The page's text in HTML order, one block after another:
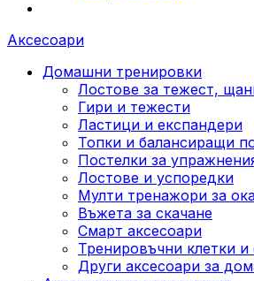
Аксесоари
Домашни тренировки
Лостове за тежест,
Гири и тежести
Ластици и експандери
Топки и балансиращи
Постелки за
Лостове и успоредки
Мулти тренажори за
Въжета за скачане
Смарт аксесоари
Тренировъчни клетки и
Други аксесоари за